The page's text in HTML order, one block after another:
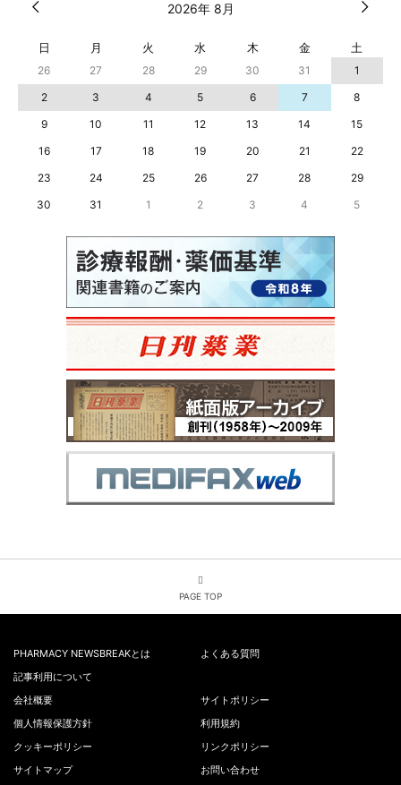
2026年 8月
日 月 火 水 木 金 土
26 27 28 29 30 31
1
2
3 4 5 6 7
8
9
10 11 12 13 14
15
16
17 18 19 20 21
22
23
24 25 26 27 28
29
30
31 1 2 3 4 5
PAGE TOP
PHARMACY NEWSBREAKとは
よくある質問
記事利用について
会社概要
サイトポリシー
個人情報保護方針
利用規約
クッキーポリシー
リンクポリシー
サイトマップ
お問い合わせ